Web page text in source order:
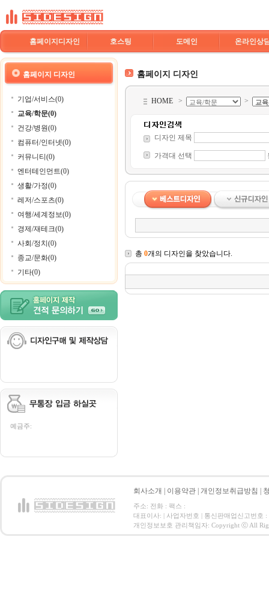
홈페이지디자인 호스팅 도메인 온라인상
홈페이지 디자인
기업/서비스(0)
교육/학문(0)
건강/병원(0)
컴퓨터/인터넷(0)
커뮤니티(0)
엔터테인먼트(0)
생활/가정(0)
레저/스포츠(0)
여행/세계정보(0)
경제/재테크(0)
사회/정치(0)
종교/문화(0)
기타(0)
예금주:
홈페이지 디자인
HOME > >
디자인 제목
가격대 선택
총 0개의 디자인을 찾았습니다.
회사소개 이용약관 개인정보취급방침
주소: 전화 : 팩스 :
대표이사: | 사업자번호 | 통신판매업신고번호 :
개인정보보호 관리책임자: Copyright ⓒ All